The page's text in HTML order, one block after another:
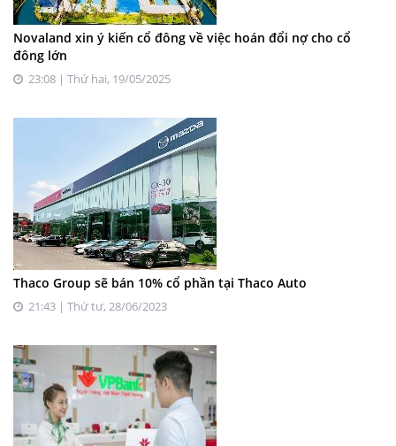
Novaland xin ý kiến cổ đông về việc hoán đổi nợ cho cổ
đông lớn
23:08 | Thứ hai, 19/05/2025
Thaco Group sẽ bán 10% cổ phần tại Thaco Auto
21:43 | Thứ tư, 28/06/2023